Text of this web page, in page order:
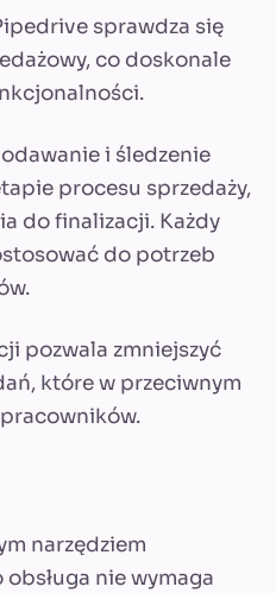
sprawdza się
co doskonale
i śledzenie
procesu sprzedaży,
do finalizacji. Każdy
do potrzeb
pozwala zmniejszyć
które w przeciwnym
pracowników.
narzędziem
nie wymaga